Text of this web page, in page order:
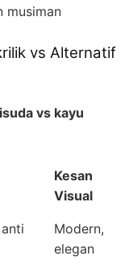
musiman
vs Alternatif
vs kayu
Kesan
Visual
Modern,
elegan